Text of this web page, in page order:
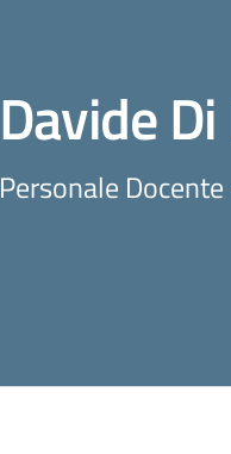
Davide
Personale